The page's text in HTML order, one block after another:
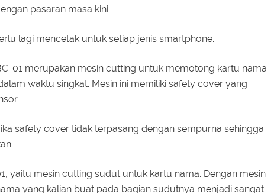
pasaran masa kini.
lagi mencetak untuk setiap jenis smartphone.
01 merupakan mesin cutting untuk memotong kartu nama
waktu singkat. Mesin ini memiliki safety cover yang
safety cover tidak terpasang dengan sempurna sehingga
yaitu mesin cutting sudut untuk kartu nama. Dengan mesin
yang kalian buat pada bagian sudutnya menjadi sangat